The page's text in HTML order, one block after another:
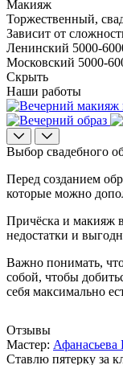
Макияж
Торжественный,
Зависит от
Ленинский 5000-
Московский 5000-
Скрыть
Наши работы
Выбор свадебного
Перед созданием
которые можно
Причёска и макияж
недостатки и
Важно понимать,
собой, чтобы
себя максимально
Отзывы
Мастер: Афанасьева
Ставлю пятерку за